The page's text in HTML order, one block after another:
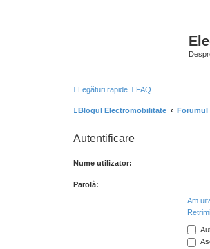
Legături rapide FAQ
Blogul Electromobilitate Forumul
Autentificare
Nume utilizator:
Parolă:
Am